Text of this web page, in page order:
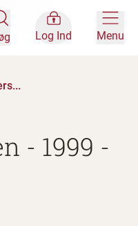
Log Ind Menu
- 1999 -